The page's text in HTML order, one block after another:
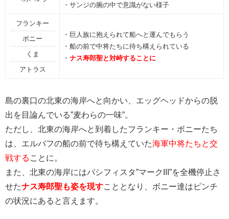
・サンジの腕の中で意識がない様子
フランキー
ボニー
くま
アトラス
・巨人族に抱えられて船へと運んでもらう
・船の前で中将たちに待ち構えられている
・ ナス寿郎聖と対峙することに
島の裏口の北東の海岸へと向かい、エッグヘッドからの脱
出を目論んでいる”麦わらの一味”。
ただし、北東の海岸へと到着したフランキー・ボニーたち
は、エルバフの船の前で待ち構えていた海軍中将たちと交
戦する ことに。
また、北東の海岸にはパシフィスタ”マークIII”を全機停止さ
せたナス寿郎聖も姿を現すこととなり、ボニー達はピンチ
の状況にあると言えます。